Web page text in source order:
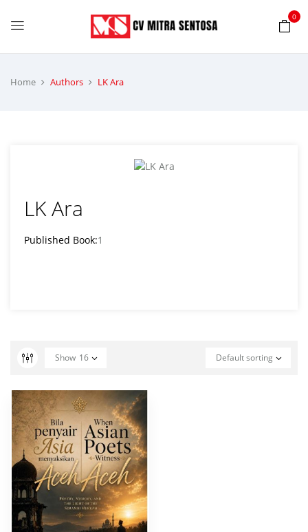
0
Home Authors LK Ara
LK Ara
Published Book:1
Default sorting
Show 16